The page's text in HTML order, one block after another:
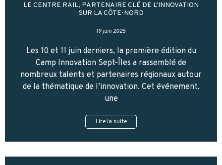
LE CENTRE RAIL, PARTENAIRE CLÉ DE L’INNOVATION
SUR LA CÔTE-NORD
19 juin 2025
Les 10 et 11 juin derniers, la première édition du
Camp Innovation Sept-Îles a rassemblé de
nombreux talents et partenaires régionaux autour
de la thématique de l’innovation. Cet événement,
une
Lire la suite